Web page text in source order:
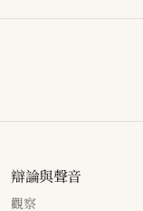
辯論與聲音
觀察